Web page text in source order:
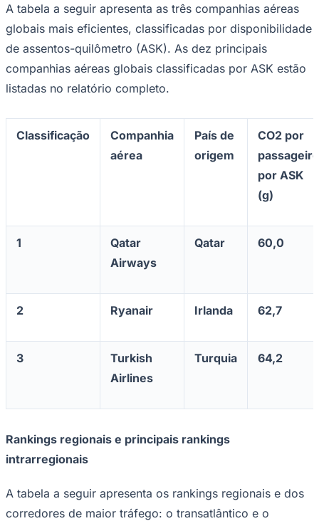
A tabela a seguir apresenta as três companhias aéreas
globais mais eficientes, classificadas por disponibilidade
de assentos-quilômetro (ASK). As dez principais
companhias aéreas globais classificadas por ASK estão
listadas no relatório completo.
Classificação
Companhia
aérea
País de
origem
CO2 por
passageiro
por ASK
(g)
1
Qatar
Airways
Qatar 60,0
2 Ryanair Irlanda 62,7
3
Turkish
Airlines
Turquia 64,2
Rankings regionais e principais rankings
intrarregionais
A tabela a seguir apresenta os rankings regionais e dos
corredores de maior tráfego: o transatlântico e o